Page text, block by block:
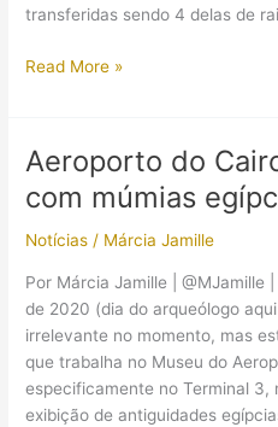
transferidas sendo 4 delas de
Egito
fúnebre
para
de
faraós
Read More »
Aeroporto do
com múmias
Notícias / Márcia Jamille
Por Márcia Jamille | @MJamille
de 2020 (dia do arqueólogo
irrelevante no momento, mas
que trabalha no Museu do
especificamente no Terminal 3,
exibição de antiguidades